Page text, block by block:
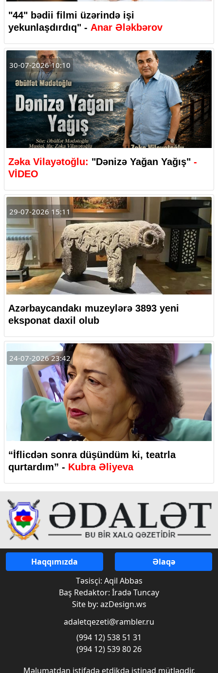
"44" bədii filmi üzərində işi
yekunlaşdırdıq" - Anar Ələkbərov
30-07-2026 10:10
Zəka Vilayətoğlu: "Dənizə Yağan Yağış" -
VİDEO
29-07-2026 15:11
Azərbaycandakı muzeylərə 3893 yeni
eksponat daxil olub
24-07-2026 23:42
“İflicdən sonra düşündüm ki, teatrla
qurtardım” - Kubra Əliyeva
Haqqımızda
Əlaqə
Təsisçi: Aqil Abbas
Baş Redaktor: İradə Tuncay
Site by: azDesign.ws
adaletqezeti@rambler.ru
(994 12) 538 51 31
(994 12) 539 80 26
Məlumatdan istifadə etdikdə istinad mütləqdir.